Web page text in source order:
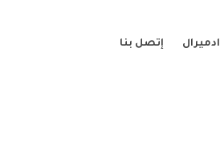
إتصل بنا